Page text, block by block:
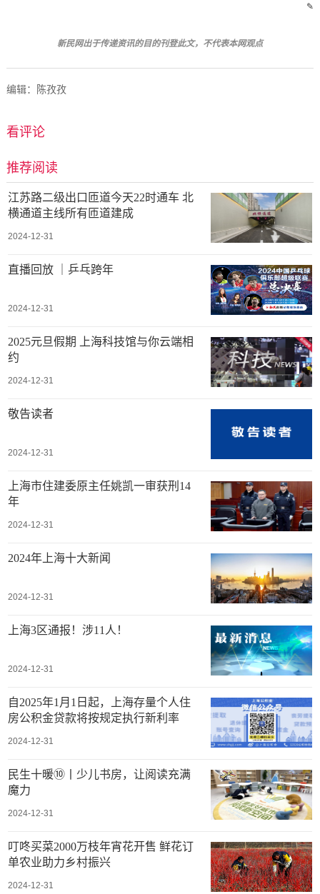
✎
新民网出于传递资讯的目的刊登此文，不代表本网观点
编辑：陈孜孜
看评论
推荐阅读
江苏路二级出口匝道今天22时通车 北
横通道主线所有匝道建成
2024-12-31
直播回放 ｜乒乓跨年
2024-12-31
2025元旦假期 上海科技馆与你云端相
约
2024-12-31
敬告读者
2024-12-31
上海市住建委原主任姚凯一审获刑14
年
2024-12-31
2024年上海十大新闻
2024-12-31
上海3区通报！涉11人！
2024-12-31
自2025年1月1日起，上海存量个人住
房公积金贷款将按规定执行新利率
2024-12-31
民生十暖⑩丨少儿书房，让阅读充满
魔力
2024-12-31
叮咚买菜2000万枝年宵花开售 鲜花订
单农业助力乡村振兴
2024-12-31